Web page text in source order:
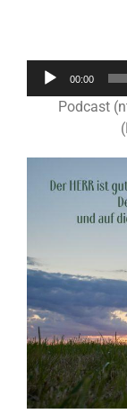
00:00
Podcast